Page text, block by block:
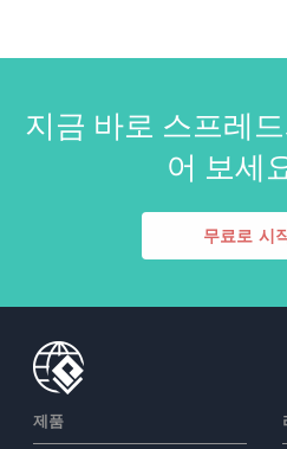
지금 바로 스프레
어 보세
무료로 시
제품